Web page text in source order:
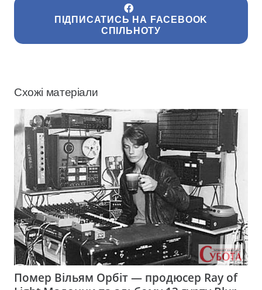
ПІДПИСАТИСЬ НА FACEBOOK
СПІЛЬНОТУ
Схожі матеріали
Помер Вільям Орбіт — продюсер Ray of